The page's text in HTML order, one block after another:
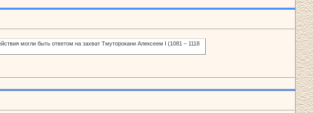
могли быть ответом на захват Тмуторокани Алексеем I (1081 – 1118